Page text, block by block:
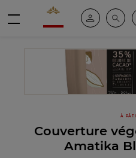
Valrhona - Imaginons le
Espace client
À
Couverture
Amatika